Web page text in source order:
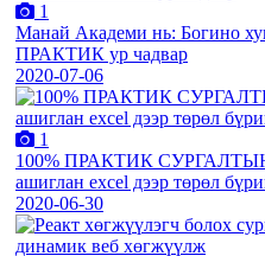
1
Манай Академи нь: Богино
ПРАКТИК ур чадвар
2020-07-06
1
100% ПРАКТИК
ашиглан excel дээр төрөл
2020-06-30